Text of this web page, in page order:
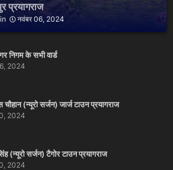
प्रयागराज
नवंबर 06, 2024
निगम के सभी वार्ड
2024
चौहान (न्यूरो सर्जन) जार्ज टाउन प्रयागराज
2024
(न्यूरो सर्जन) टैगोर टाउन प्रयागराज
2024